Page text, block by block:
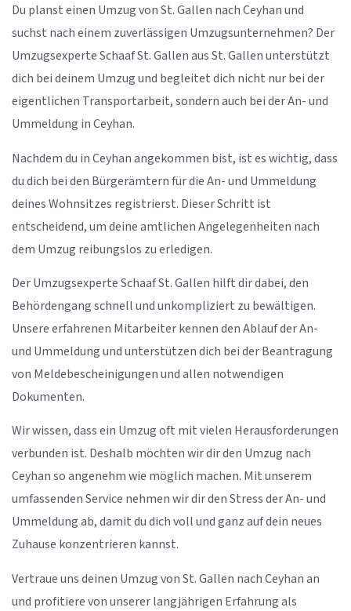
Du planst einen Umzug von St. Gallen nach Ceyhan und
suchst nach einem zuverlässigen Umzugsunternehmen? Der
Umzugsexperte Schaaf St. Gallen aus St. Gallen unterstützt
dich bei deinem Umzug und begleitet dich nicht nur bei der
eigentlichen Transportarbeit, sondern auch bei der An- und
Ummeldung in Ceyhan.
Nachdem du in Ceyhan angekommen bist, ist es wichtig, dass
du dich bei den Bürgerämtern für die An- und Ummeldung
deines Wohnsitzes registrierst. Dieser Schritt ist
entscheidend, um deine amtlichen Angelegenheiten nach
dem Umzug reibungslos zu erledigen.
Der Umzugsexperte Schaaf St. Gallen hilft dir dabei, den
Behördengang schnell und unkompliziert zu bewältigen.
Unsere erfahrenen Mitarbeiter kennen den Ablauf der An-
und Ummeldung und unterstützen dich bei der Beantragung
von Meldebescheinigungen und allen notwendigen
Dokumenten.
Wir wissen, dass ein Umzug oft mit vielen Herausforderungen
verbunden ist. Deshalb möchten wir dir den Umzug nach
Ceyhan so angenehm wie möglich machen. Mit unserem
umfassenden Service nehmen wir dir den Stress der An- und
Ummeldung ab, damit du dich voll und ganz auf dein neues
Zuhause konzentrieren kannst.
Vertraue uns deinen Umzug von St. Gallen nach Ceyhan an
und profitiere von unserer langjährigen Erfahrung als